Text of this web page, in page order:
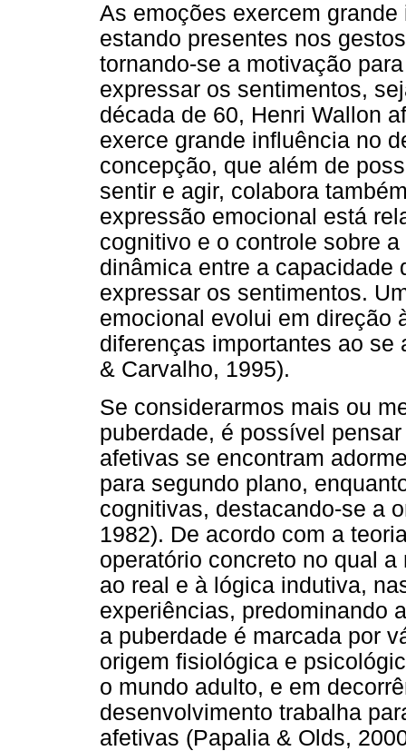
As emoções exercem
estando presentes nos
tornando-se a motivação
expressar os sentimentos,
década de 60, Henri Wallon
exerce grande influência no
concepção, que além de
sentir e agir, colabora
expressão emocional está
cognitivo e o controle sobre
dinâmica entre a capacidade
expressar os sentimentos.
emocional evolui em direção
diferenças importantes ao
& Carvalho, 1995).
Se considerarmos mais ou
puberdade, é possível
afetivas se encontram
para segundo plano,
cognitivas, destacando-se a
1982). De acordo com a
operatório concreto no qual
ao real e à lógica indutiva,
experiências, predominando
a puberdade é marcada por
origem fisiológica e
o mundo adulto, e em
desenvolvimento trabalha
afetivas (Papalia & Olds,